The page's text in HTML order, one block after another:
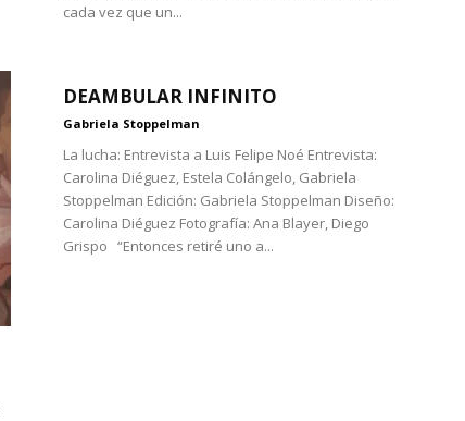
cada vez que un...
DEAMBULAR INFINITO
Gabriela Stoppelman
La lucha: Entrevista a Luis Felipe Noé Entrevista:
Carolina Diéguez, Estela Colángelo, Gabriela
Stoppelman Edición: Gabriela Stoppelman Diseño:
Carolina Diéguez Fotografía: Ana Blayer, Diego
Grispo “Entonces retiré uno a...